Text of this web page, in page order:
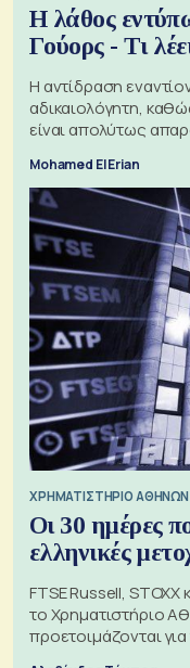
Η λάθος
Γούορς - Τι
Η αντίδραση
αδικαιολόγητη,
είναι απολύτως
Mohamed El Erian
XΡΗΜΑΤΙΣΤΗΡΙΟ ΑΘΗΝΩΝ
Οι 30 ημέρες
ελληνικές
FTSE Russell,
το Χρηματιστήριο
προετοιμάζονται